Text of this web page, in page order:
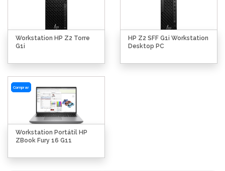
Workstation HP Z2 Torre
G1i
HP Z2 SFF G1i Workstation
Desktop PC
Comprar
Workstation Portátil HP
ZBook Fury 16 G11